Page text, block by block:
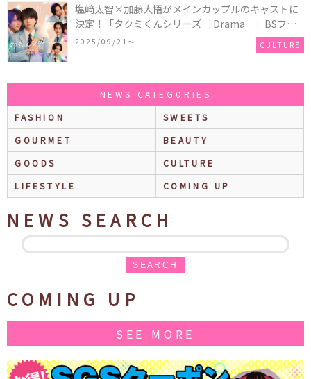
塩﨑太智×加藤大悟がメインカップルのキャストに
決定！「タクミくんシリーズ －Drama－」BSフ
ジ・FODにて放送＆独占配信決定！シリーズ累計
500万部を超える大人気BL小説、初の連続ドラマ
2025/09/21〜 CULTURE
NEWS CATEGORIES
FASHION
SWEETS
GOURMET
BEAUTY
GOODS
CULTURE
LIFESTYLE
COMING UP
NEWS SEARCH
SEARCH
COMING UP
SEE MORE